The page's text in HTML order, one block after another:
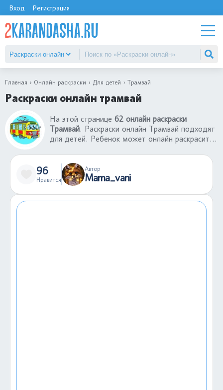
Вход Регистрация
Главная Онлайн раскраски Для детей Трамвай
Раскраски онлайн трамвай
На этой странице 62 онлайн раскраски
Трамвай. Раскраски онлайн Трамвай подходят
для детей. Ребенок может онлайн раскрасить
раскраски онлайн не только хорошее
развлечение, но еще и развитие творческих
навыков. С помощью раскрасок онлайн
сочетание цветов, их применение в том или
96
Нравится
Автор
Mama_vani